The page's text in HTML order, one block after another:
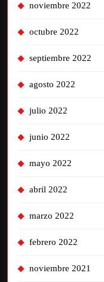
noviembre 2022
octubre 2022
septiembre 2022
agosto 2022
julio 2022
junio 2022
mayo 2022
abril 2022
marzo 2022
febrero 2022
noviembre 2021